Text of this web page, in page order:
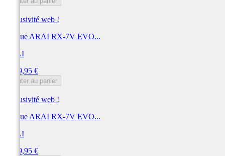
Exclusivité web !
Casque ARAI RX-7V EVO...
ARAI
1 149,95 €
Ajouter au panier
Exclusivité web !
Casque ARAI RX-7V EVO...
ARAI
1 149,95 €